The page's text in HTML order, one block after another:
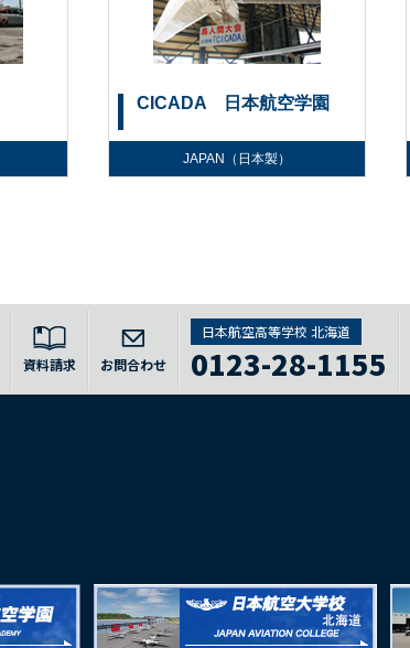
CICADA 日本航空学園
JAPAN（日本製）
資料請求 お問合わせ
日本航空高等学校 北海道
0123-28-1155